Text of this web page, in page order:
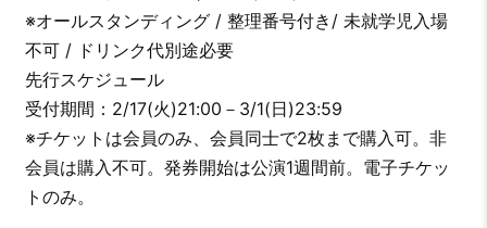
※オールスタンディング / 整理番号付き/ 未就学児入場
不可 / ドリンク代別途必要
先行スケジュール
受付期間：2/17(火)21:00－3/1(日)23:59
※チケットは会員のみ、会員同士で2枚まで購入可。非
会員は購入不可。発券開始は公演1週間前。電子チケッ
トのみ。